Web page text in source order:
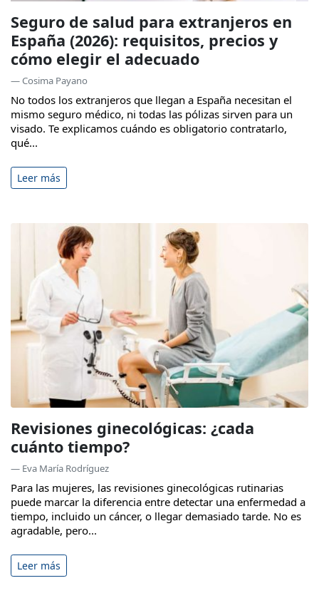
Seguro de salud para extranjeros en
España (2026): requisitos, precios y
cómo elegir el adecuado
— Cosima Payano
No todos los extranjeros que llegan a España necesitan el
mismo seguro médico, ni todas las pólizas sirven para un
visado. Te explicamos cuándo es obligatorio contratarlo,
qué...
Leer más
Revisiones ginecológicas: ¿cada
cuánto tiempo?
— Eva María Rodríguez
Para las mujeres, las revisiones ginecológicas rutinarias
puede marcar la diferencia entre detectar una enfermedad a
tiempo, incluido un cáncer, o llegar demasiado tarde. No es
agradable, pero...
Leer más